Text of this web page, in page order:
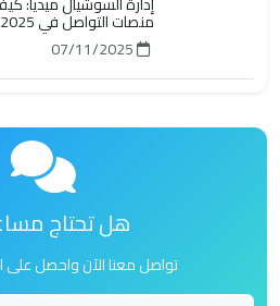
هل تحتاج
تواصل معنا الآن واحصل على
تواصل
واتساب